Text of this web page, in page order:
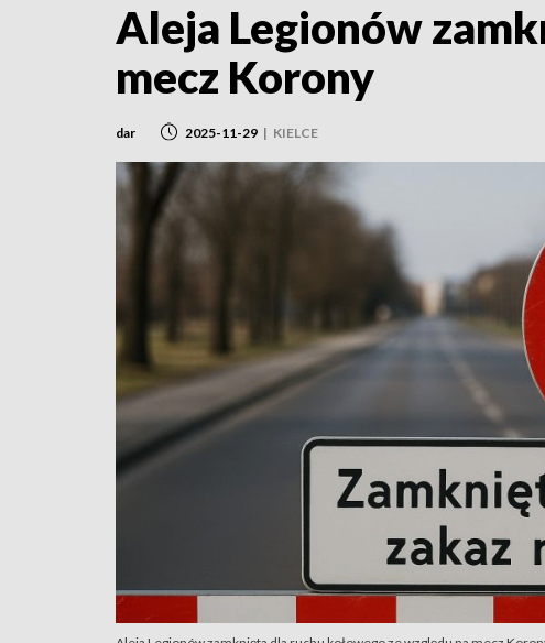
Aleja Legionów
mecz Korony
dar 2025-11-29 | KIELCE